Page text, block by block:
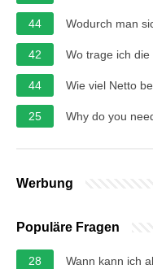
44 Wodurch man
42 Wo trage ich
44 Wie viel Netto
25 Why do you
Werbung
Populäre Fragen
28 Wann kann ich